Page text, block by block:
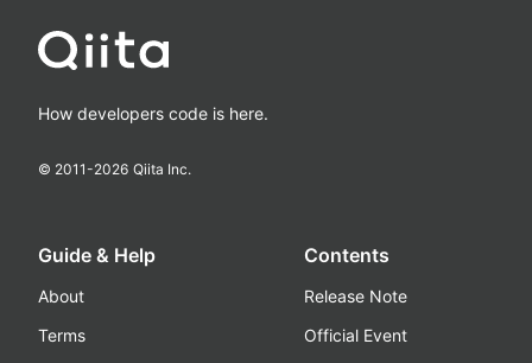
How developers code is here.
© 2011-2026 Qiita Inc.
Guide & Help
About
Terms
Contents
Release Note
Official Event